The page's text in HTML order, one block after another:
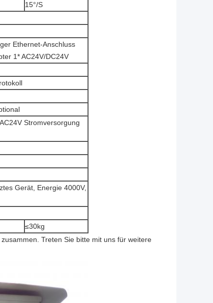
15°/S
Ethernet-Anschluss
1* AC24V/DC24V
Stromversorgung
Gerät, Energie 4000V,
≤30kg
Treten Sie bitte mit uns für weitere